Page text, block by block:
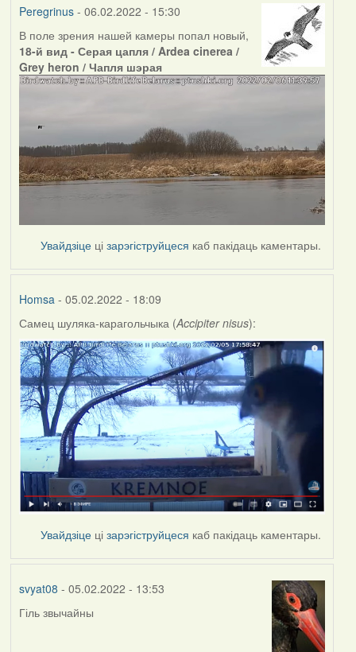
Peregrinus- 06.02.2022 - 15:30
В поле зрения нашей камеры попал новый,
18-й вид - Серая цапля / Ardea cinerea /
Grey heron / Чапля шэрая
Увайдзіце цізарэгіструйцеся каб пакідаць каментары.
Homsa- 05.02.2022 - 18:09
Самец шуляка-карагольчыка (Accipiter nisus):
Увайдзіце цізарэгіструйцеся каб пакідаць каментары.
svyat08 - 05.02.2022 - 13:53
Гіль звычайны